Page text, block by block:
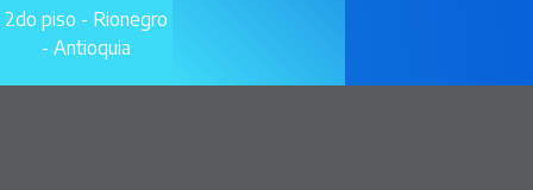
2do piso - Rionegro
- Antioquia